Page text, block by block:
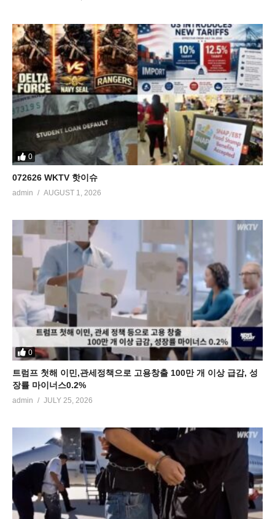
0
072626 WKTV 핫이슈
admin AUGUST 1, 2026
0
트럼프 첫해 이민,관세정책으로 고용창출 100만 개 이상 급감, 성
장률 마이너스0.2%
admin JULY 25, 2026